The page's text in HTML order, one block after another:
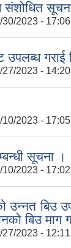
संशोधित
30/2023 - 17:06
गराई
27/2023 - 14:20
10/2023 - 17:05
सूचना ।
10/2023 - 17:02
उन्नत बिउ
बिउ माग
27/2023 - 12:11